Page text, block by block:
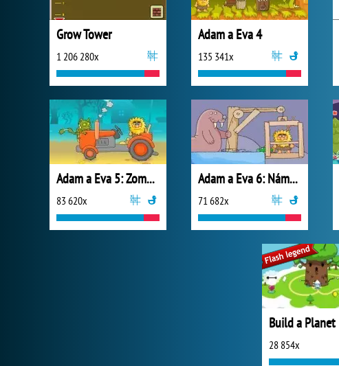
Grow Tower
1 206 280x
Adam a Eva 4
135 341x
Adam a Eva 5: Zombíci
83 620x
Adam a Eva 6: Náměsíčnost
71 682x
Build a Planet
28 854x